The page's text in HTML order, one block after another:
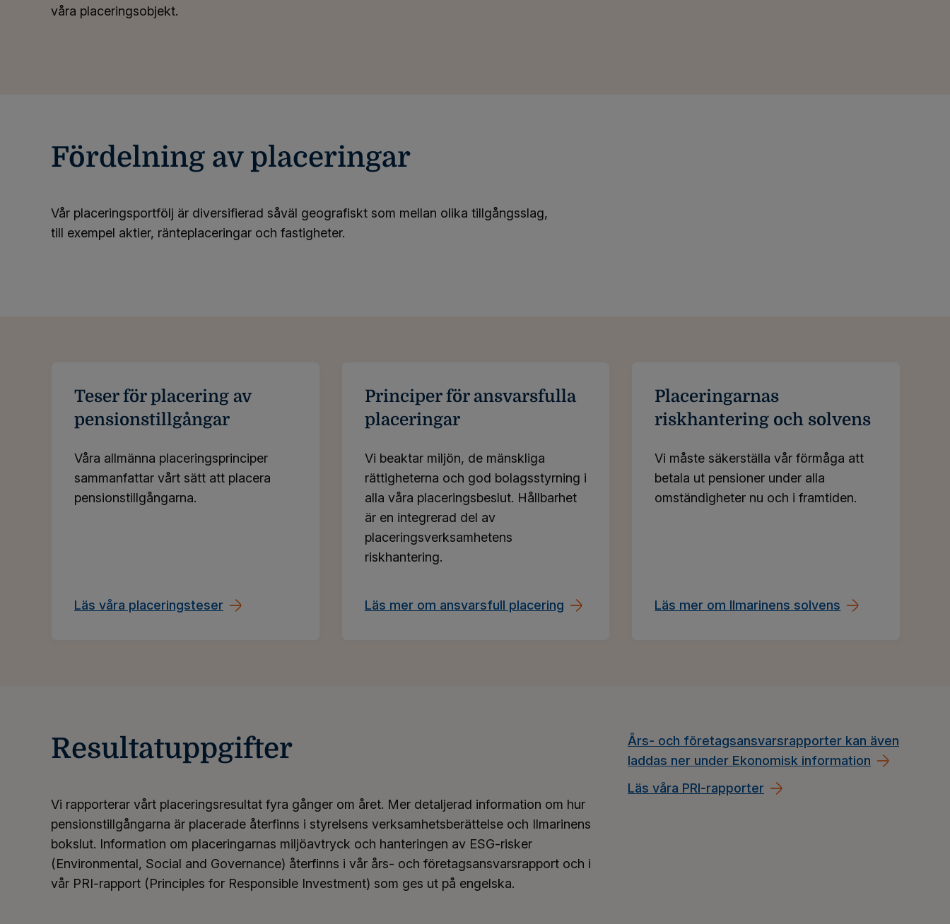
våra placeringsobjekt.
Fördelning av placeringar
Vår placeringsportfölj är diversifierad såväl geografiskt som mellan olika tillgångsslag,
till exempel aktier, ränteplaceringar och fastigheter.
Teser för placering av
pensionstillgångar
Våra allmänna placeringsprinciper
sammanfattar vårt sätt att placera
pensionstillgångarna.
Läs våra placeringsteser
Principer för ansvarsfulla
placeringar
Vi beaktar miljön, de mänskliga
rättigheterna och god bolagsstyrning i
alla våra placeringsbeslut. Hållbarhet
är en integrerad del av
placeringsverksamhetens
riskhantering.
Läs mer om ansvarsfull placering
Placeringarnas
riskhantering och solvens
Vi måste säkerställa vår förmåga att
betala ut pensioner under alla
omständigheter nu och i framtiden.
Läs mer om Ilmarinens solvens
Resultatuppgifter
Vi rapporterar vårt placeringsresultat fyra gånger om året. Mer detaljerad information om hur
pensionstillgångarna är placerade återfinns i styrelsens verksamhetsberättelse och Ilmarinens
bokslut. Information om placeringarnas miljöavtryck och hanteringen av ESG-risker
(Environmental, Social and Governance) återfinns i vår års- och företagsansvarsrapport och i
vår PRI-rapport (Principles for Responsible Investment) som ges ut på engelska.
Års- och företagsansvarsrapporter kan även
laddas ner under Ekonomisk information
Läs våra PRI-rapporter